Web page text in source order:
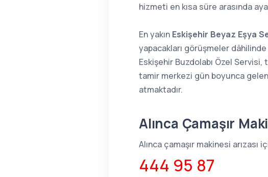
hizmeti en kısa süre arasında
En yakın Eskişehir Beyaz Eşya
yapacakları görüşmeler
Eskişehir Buzdolabı Özel
tamir merkezi gün boyunca
atmaktadır.
Alınca Çamaşır
Alınca çamaşır makinesi arızası
444 95 87